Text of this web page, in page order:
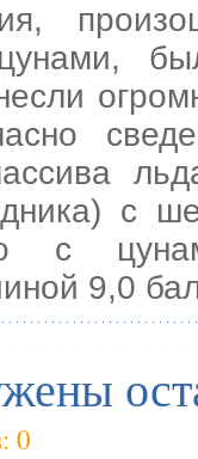
с
с
9,0
0